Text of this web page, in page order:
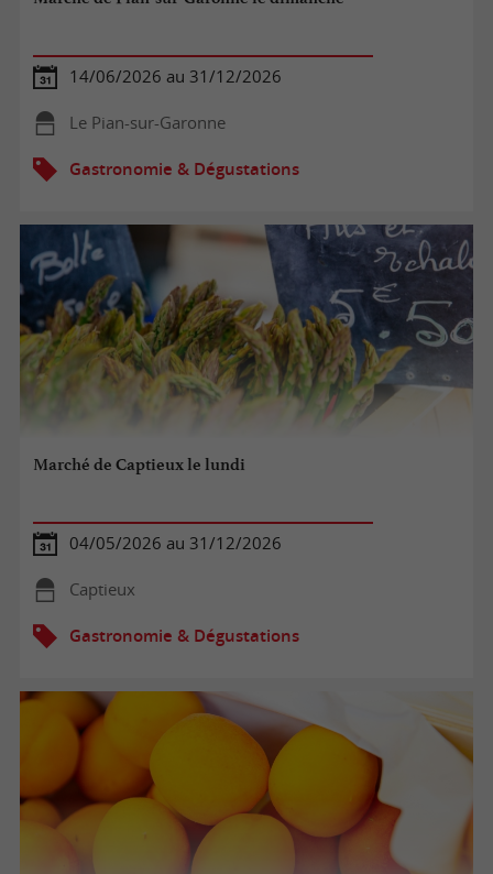
14/06/2026 au 31/12/2026
Le Pian-sur-Garonne
Gastronomie & Dégustations
Marché de Captieux le lundi
04/05/2026 au 31/12/2026
Captieux
Gastronomie & Dégustations